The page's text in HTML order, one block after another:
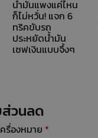
น้ำมันแพงแค่ไหน
ก็ไม่หวั่น! แจก 6
ทริคขับรถ
ประหยัดน้ำมัน
เซฟเงินแบบจึ้งๆ
ส่วนลด
รื่องหมาย *